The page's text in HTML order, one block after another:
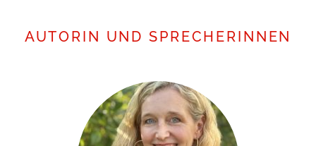
AUTORIN UND SPRECHERINNEN